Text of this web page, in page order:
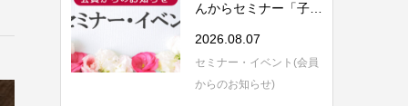
んからセミナー「子育
2026.08.07
セミナー・イベント(会員
からのお知らせ)